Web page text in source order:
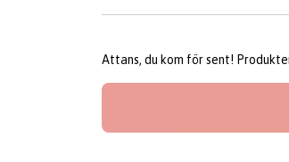
Attans, du kom för sent!